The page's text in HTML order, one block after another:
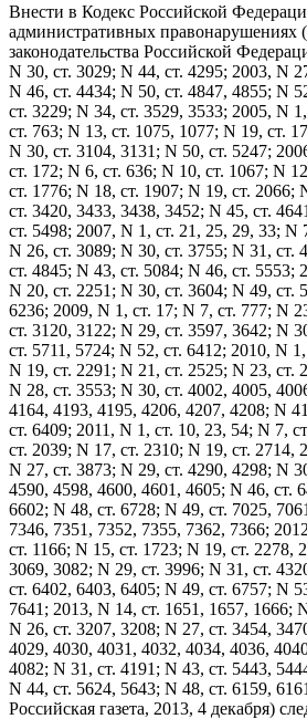
Внести в Кодекс Российской
административных правонарушениях
законодательства Российской
N 30, ст. 3029; N 44, ст. 4295; 2003, N
N 46, ст. 4434; N 50, ст. 4847, 4855; N
ст. 3229; N 34, ст. 3529, 3533; 2005, N
ст. 763; N 13, ст. 1075, 1077; N 19, ст.
N 30, ст. 3104, 3131; N 50, ст. 5247;
ст. 172; N 6, ст. 636; N 10, ст. 1067; N
ст. 1776; N 18, ст. 1907; N 19, ст. 2066;
ст. 3420, 3433, 3438, 3452; N 45, ст.
ст. 5498; 2007, N 1, ст. 21, 25, 29, 33; N
N 26, ст. 3089; N 30, ст. 3755; N 31, ст.
ст. 4845; N 43, ст. 5084; N 46, ст. 5553;
N 20, ст. 2251; N 30, ст. 3604; N 49, ст.
6236; 2009, N 1, ст. 17; N 7, ст. 777; N
ст. 3120, 3122; N 29, ст. 3597, 3642; N
ст. 5711, 5724; N 52, ст. 6412; 2010, N
N 19, ст. 2291; N 21, ст. 2525; N 23, ст.
N 28, ст. 3553; N 30, ст. 4002, 4005,
4164, 4193, 4195, 4206, 4207, 4208; N
ст. 6409; 2011, N 1, ст. 10, 23, 54; N 7,
ст. 2039; N 17, ст. 2310; N 19, ст. 2714,
N 27, ст. 3873; N 29, ст. 4290, 4298; N
4590, 4598, 4600, 4601, 4605; N 46, ст.
6602; N 48, ст. 6728; N 49, ст. 7025,
7346, 7351, 7352, 7355, 7362, 7366;
ст. 1166; N 15, ст. 1723; N 19, ст. 2278,
3069, 3082; N 29, ст. 3996; N 31, ст.
ст. 6402, 6403, 6405; N 49, ст. 6757; N
7641; 2013, N 14, ст. 1651, 1657, 1666;
N 26, ст. 3207, 3208; N 27, ст. 3454,
4029, 4030, 4031, 4032, 4034, 4036,
4082; N 31, ст. 4191; N 43, ст. 5443,
N 44, ст. 5624, 5643; N 48, ст. 6159,
Российская газета, 2013, 4 декабря)